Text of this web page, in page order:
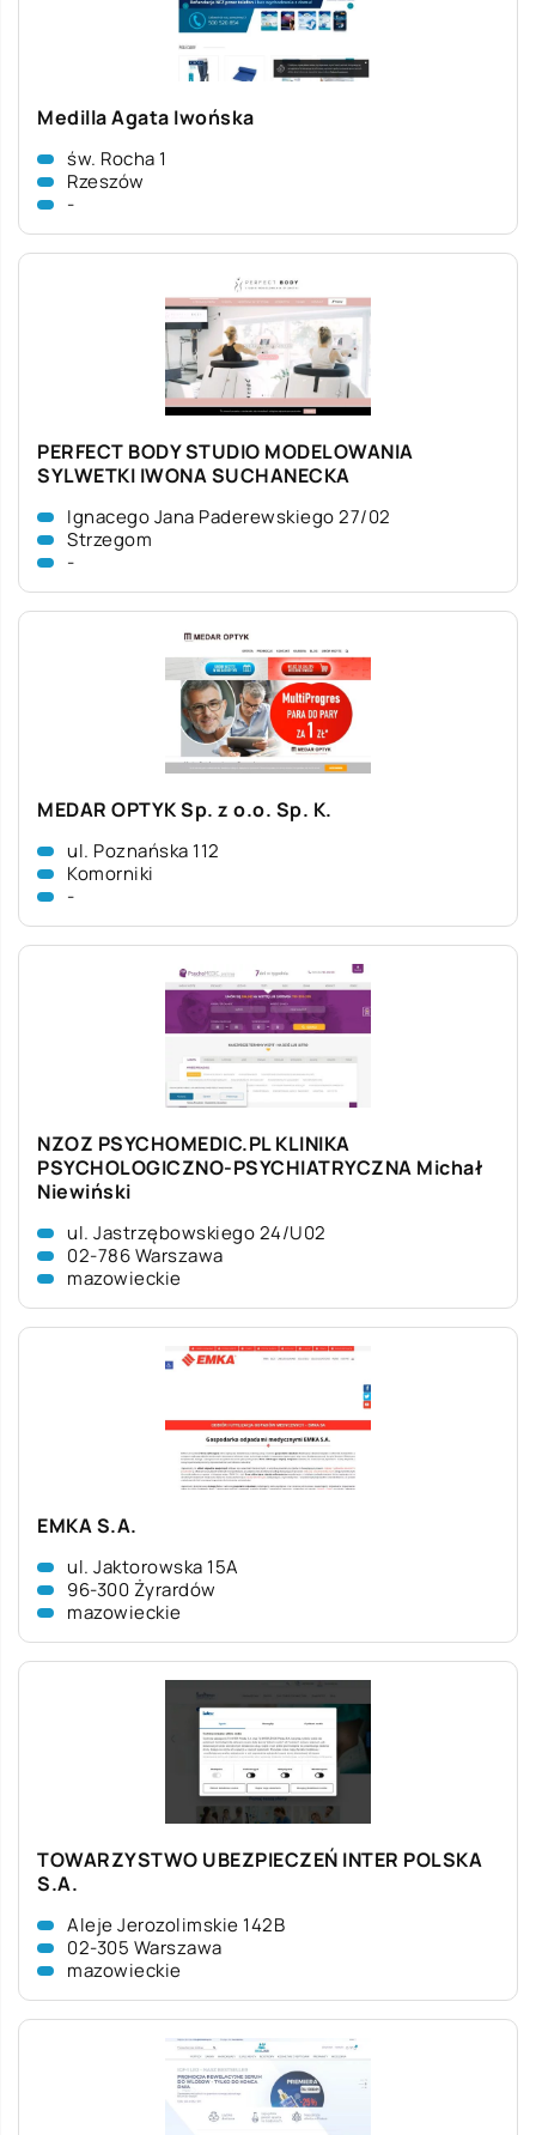
Medilla Agata Iwońska
św. Rocha 1
Rzeszów
-
PERFECT BODY STUDIO MODELOWANIA
SYLWETKI IWONA SUCHANECKA
Ignacego Jana Paderewskiego 27/02
Strzegom
-
MEDAR OPTYK Sp. z o.o. Sp. K.
ul. Poznańska 112
Komorniki
-
NZOZ PSYCHOMEDIC.PL KLINIKA
PSYCHOLOGICZNO-PSYCHIATRYCZNA Michał
Niewiński
ul. Jastrzębowskiego 24/U02
02-786 Warszawa
mazowieckie
EMKA S.A.
ul. Jaktorowska 15A
96-300 Żyrardów
mazowieckie
TOWARZYSTWO UBEZPIECZEŃ INTER POLSKA
S.A.
Aleje Jerozolimskie 142B
02-305 Warszawa
mazowieckie